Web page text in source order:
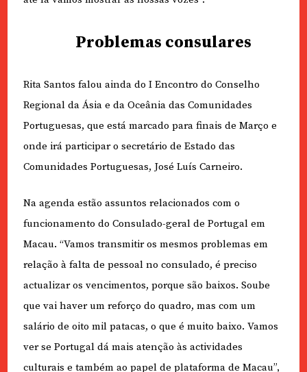
Problemas consulares
Rita Santos falou ainda do I Encontro do Conselho
Regional da Ásia e da Oceânia das Comunidades
Portuguesas, que está marcado para finais de Março e
onde irá participar o secretário de Estado das
Comunidades Portuguesas, José Luís Carneiro.
Na agenda estão assuntos relacionados com o
funcionamento do Consulado-geral de Portugal em
Macau. “Vamos transmitir os mesmos problemas em
relação à falta de pessoal no consulado, é preciso
actualizar os vencimentos, porque são baixos. Soube
que vai haver um reforço do quadro, mas com um
salário de oito mil patacas, o que é muito baixo. Vamos
ver se Portugal dá mais atenção às actividades
culturais e também ao papel de plataforma de Macau”,